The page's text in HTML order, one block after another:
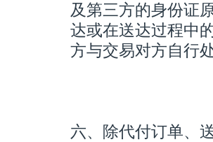
及第三方的身份证
达或在送达过程中
方与交易对方自行处
六、除代付订单、